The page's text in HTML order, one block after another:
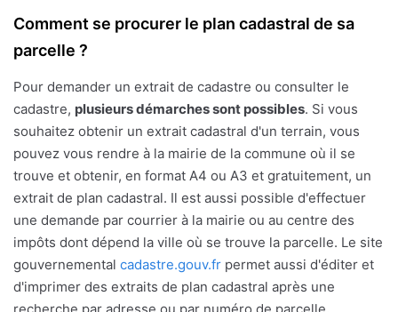
Comment se procurer le plan cadastral de sa
parcelle ?
Pour demander un extrait de cadastre ou consulter le
cadastre, plusieurs démarches sont possibles. Si vous
souhaitez obtenir un extrait cadastral d'un terrain, vous
pouvez vous rendre à la mairie de la commune où il se
trouve et obtenir, en format A4 ou A3 et gratuitement, un
extrait de plan cadastral. Il est aussi possible d'effectuer
une demande par courrier à la mairie ou au centre des
impôts dont dépend la ville où se trouve la parcelle. Le site
gouvernemental cadastre.gouv.fr permet aussi d'éditer et
d'imprimer des extraits de plan cadastral après une